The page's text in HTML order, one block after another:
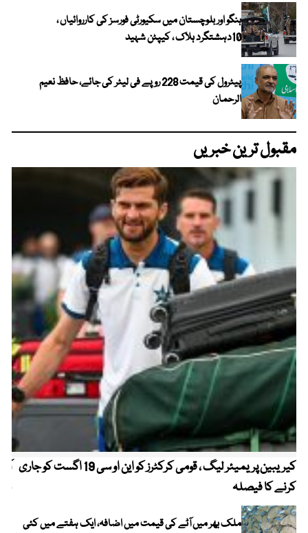
ہنگو اور بلوچستان میں سکیورٹی فورسز کی کارروائیاں ،
10دہشتگرد ہلاک ، کیپٹن شہید
پیٹرول کی قیمت 228 روپے فی لیٹر کی جائے، حافظ نعیم
الرحمان
مقبول ترین خبریں
کیریبین پریمیئر لیگ ، قومی کرکٹرز کو این او سی 19 اگست کو جاری
کرنے کا فیصلہ
ملک بھر میں آٹے کی قیمت میں اضافہ، ایک ہفتے میں کئی